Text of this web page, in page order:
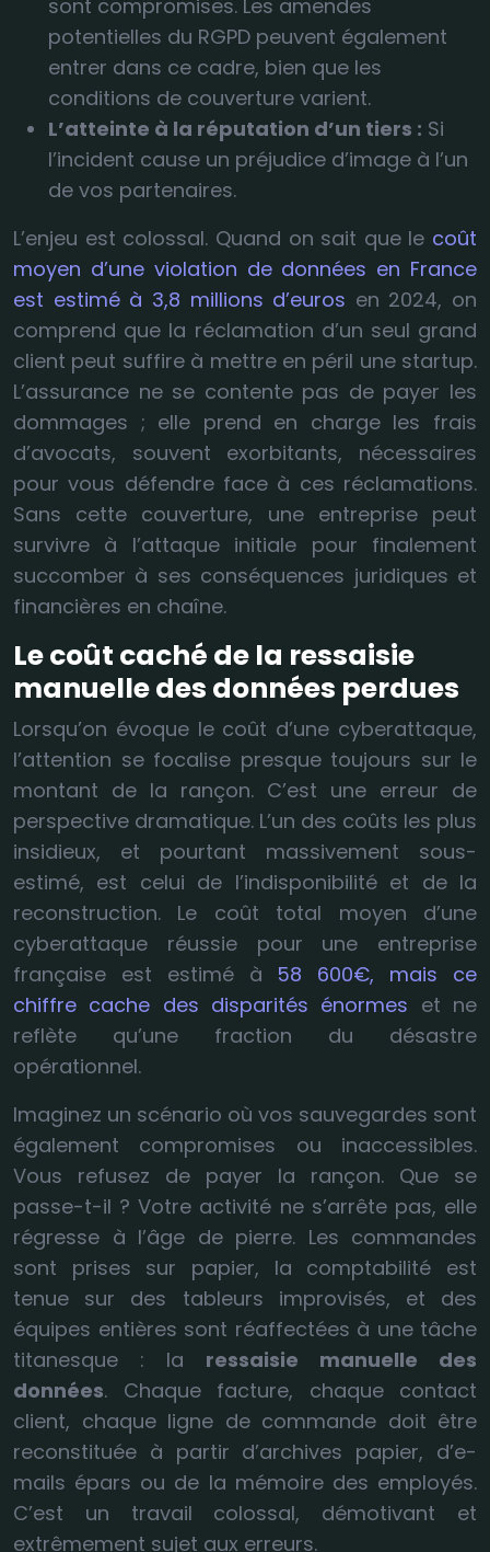
sont compromises. Les amendes
potentielles du RGPD peuvent également
entrer dans ce cadre, bien que les
conditions de couverture varient.
L’atteinte à la réputation d’un tiers : Si
l’incident cause un préjudice d’image à l’un
de vos partenaires.
L’enjeu est colossal. Quand on sait que le coût
moyen d’une violation de données en France
est estimé à 3,8 millions d’euros en 2024, on
comprend que la réclamation d’un seul grand
client peut suffire à mettre en péril une startup.
L’assurance ne se contente pas de payer les
dommages ; elle prend en charge les frais
d’avocats, souvent exorbitants, nécessaires
pour vous défendre face à ces réclamations.
Sans cette couverture, une entreprise peut
survivre à l’attaque initiale pour finalement
succomber à ses conséquences juridiques et
financières en chaîne.
Le coût caché de la ressaisie
manuelle des données perdues
Lorsqu’on évoque le coût d’une cyberattaque,
l’attention se focalise presque toujours sur le
montant de la rançon. C’est une erreur de
perspective dramatique. L’un des coûts les plus
insidieux, et pourtant massivement sous-
estimé, est celui de l’indisponibilité et de la
reconstruction. Le coût total moyen d’une
cyberattaque réussie pour une entreprise
française est estimé à 58 600€, mais ce
chiffre cache des disparités énormes et ne
reflète qu’une fraction du désastre
opérationnel.
Imaginez un scénario où vos sauvegardes sont
également compromises ou inaccessibles.
Vous refusez de payer la rançon. Que se
passe-t-il ? Votre activité ne s’arrête pas, elle
régresse à l’âge de pierre. Les commandes
sont prises sur papier, la comptabilité est
tenue sur des tableurs improvisés, et des
équipes entières sont réaffectées à une tâche
titanesque : la ressaisie manuelle des
données. Chaque facture, chaque contact
client, chaque ligne de commande doit être
reconstituée à partir d’archives papier, d’e-
mails épars ou de la mémoire des employés.
C’est un travail colossal, démotivant et
extrêmement sujet aux erreurs.